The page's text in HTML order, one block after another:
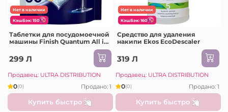
Нет в наличии
КэшБэк: 150
Таблетки для посудомоечной
машины Finish Quantum All in
299 Л
Продавец: ULTRA DISTRIBUTION
0(0) Продано: 1
Купить быстро
Нет в наличии
КэшБэк: 160
Средство для удаления
накипи Ekos EcoDescaler
319 Л
Продавец: ULTRA DISTRIBUTION
0(0) Продано: 1
Купить быстро